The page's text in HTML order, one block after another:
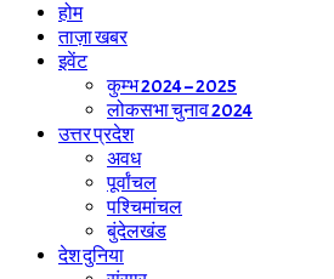
होम
ताज़ा खबर
इवेंट
कुम्भ 2024 – 2025
लोकसभा चुनाव 2024
उत्तर प्रदेश
अवध
पूर्वांचल
पश्चिमांचल
बुंदेलखंड
देश दुनिया